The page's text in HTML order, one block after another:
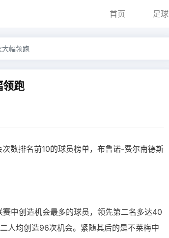
首页 足球
幅领跑
领跑
数排名前10的球员榜单，布鲁诺-费尔南德斯
中创造机会最多的球员，领先第二名多达40
人均创造96次机会。紧随其后的是不莱梅中